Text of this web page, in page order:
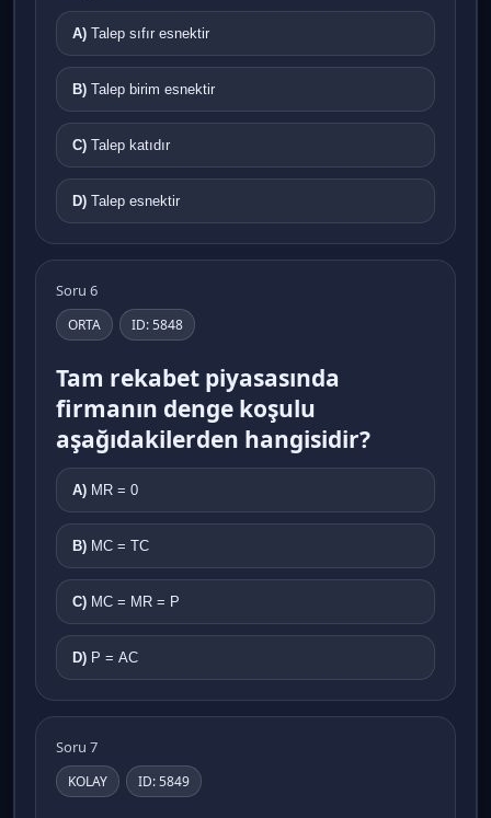
A) Talep sıfır esnektir
B) Talep birim esnektir
C) Talep katıdır
D) Talep esnektir
Soru 6
ORTA ID: 5848
Tam rekabet piyasasında
firmanın denge koşulu
aşağıdakilerden hangisidir?
A) MR = 0
B) MC = TC
C) MC = MR = P
D) P = AC
Soru 7
KOLAY ID: 5849